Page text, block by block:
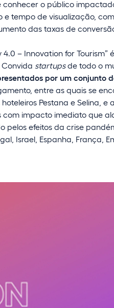
conhecer o público
tempo de visualização,
das taxas de
– Innovation for Tourism”
startupsde todo o
por um conjunto
entre as quais se
Pestana e Selina, e
com impacto imediato que
pelos efeitos da crise
Israel, Espanha, França,